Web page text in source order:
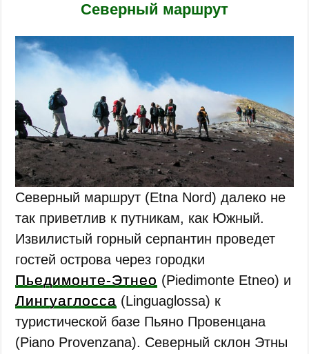
Северный маршрут
Северный маршрут (Etna Nord) далеко не
так приветлив к путникам, как Южный.
Извилистый горный серпантин проведет
гостей острова через городки
Пьедимонте-Этнео (Piedimonte Etneo) и
Лингуаглосса (Linguaglossa) к
туристической базе Пьяно Провенцана
(Piano Provenzana). Северный склон Этны